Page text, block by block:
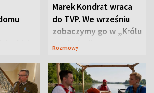
Marek Kondrat wraca
do TVP. We wrześniu
zobaczymy go w „Królu
Maciusiu I”
Rozmowy